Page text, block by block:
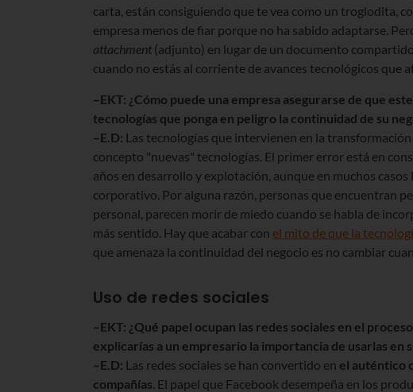
carta, están consiguiendo que te vea como un troglodita,
empresa menos de fiar porque no ha sabido adaptarse.
attachment (adjunto) en lugar de un documento compartido,
cuando no estás al corriente de avances tecnológicos que
–EKT: ¿Cómo puede una empresa asegurarse de que
tecnologías que ponga en peligro la continuidad de su
–E.D: Las tecnologías que intervienen en la
concepto "nuevas" tecnologías. El primer error está en
años en desarrollo y explotación, aunque en muchos
corporativo. Por alguna razón, personas que encuentran
personal, parecen morir de miedo cuando se habla de
más sentido. Hay que acabar con el mito de que la
que amenaza la continuidad del negocio es no cambiar
Uso de redes sociales
–EKT: ¿Qué papel ocupan las redes sociales en el
explicarías a un empresario la importancia de usarlas en
–E.D: Las redes sociales se han convertido en el auténtico
compañías . El papel que Facebook desempeña en los